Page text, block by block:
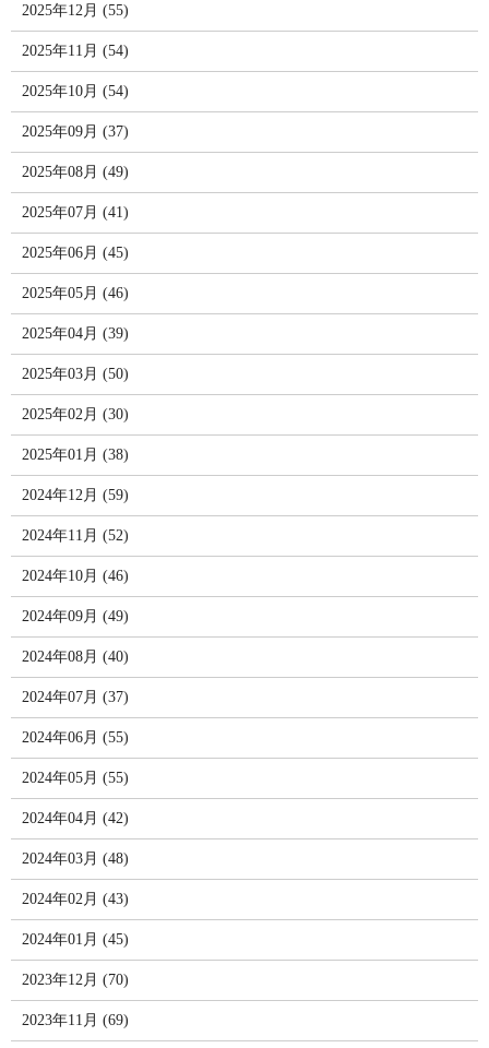
2025年12月 (55)
2025年11月 (54)
2025年10月 (54)
2025年09月 (37)
2025年08月 (49)
2025年07月 (41)
2025年06月 (45)
2025年05月 (46)
2025年04月 (39)
2025年03月 (50)
2025年02月 (30)
2025年01月 (38)
2024年12月 (59)
2024年11月 (52)
2024年10月 (46)
2024年09月 (49)
2024年08月 (40)
2024年07月 (37)
2024年06月 (55)
2024年05月 (55)
2024年04月 (42)
2024年03月 (48)
2024年02月 (43)
2024年01月 (45)
2023年12月 (70)
2023年11月 (69)